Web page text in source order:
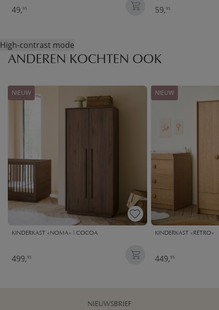
49,95 59,95
High-contrast mode
ANDEREN KOCHTEN OOK
NIEUW
KINDERKAST «NOMA» | COCOA
499,95
NIEUW
KINDERKAST «RÉTRO»
449,95
NIEUWSBRIEF